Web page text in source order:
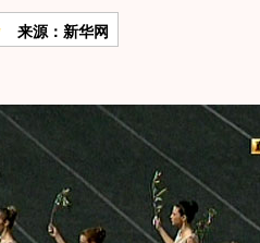
来源：新华网